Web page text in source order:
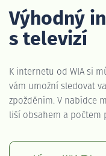
Výhodný
s televizí
K internetu od WIA si
vám umožní sledovat
zpožděním. V nabídce
liší obsahem a počtem